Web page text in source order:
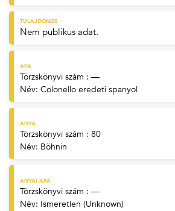
TULAJDONOS
Nem publikus adat.
APA
Törzskönyvi szám : —
Név: Colonello eredeti spanyol
ANYA
Törzskönyvi szám : 80
Név: Böhnin
ANYAI APA
Törzskönyvi szám : —
Név: Ismeretlen (Unknown)